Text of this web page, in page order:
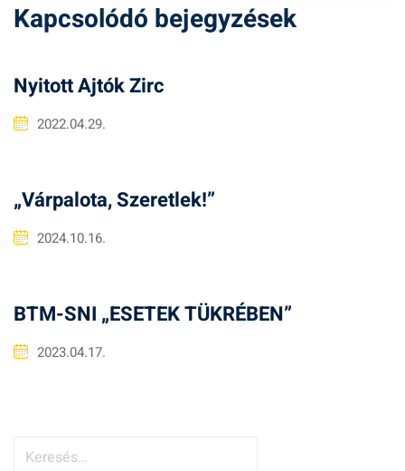
Kapcsolódó bejegyzések
Nyitott Ajtók Zirc
2022.04.29.
„Várpalota, Szeretlek!”
2024.10.16.
BTM-SNI „ESETEK TÜKRÉBEN”
2023.04.17.